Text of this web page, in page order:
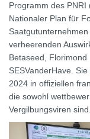
Programm des PNRI
Nationaler Plan für
verheerenden
Betaseed, Florimond
SESVanderHave.
2024 in offiziellen
die sowohl
Vergilbungsviren sind.